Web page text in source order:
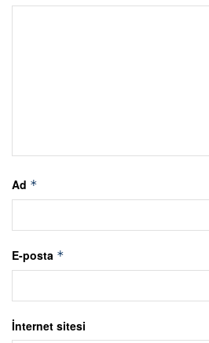
Ad *
E-posta *
İnternet sitesi